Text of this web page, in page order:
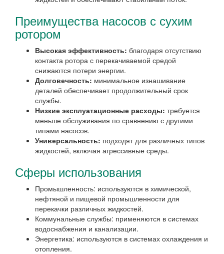
Преимущества насосов с сухим
ротором
Высокая эффективность: благодаря отсутствию
контакта ротора с перекачиваемой средой
снижаются потери энергии.
Долговечность: минимальное изнашивание
деталей обеспечивает продолжительный срок
службы.
Низкие эксплуатационные расходы: требуется
меньше обслуживания по сравнению с другими
типами насосов.
Универсальность: подходят для различных типов
жидкостей, включая агрессивные среды.
Сферы использования
Промышленность: используются в химической,
нефтяной и пищевой промышленности для
перекачки различных жидкостей.
Коммунальные службы: применяются в системах
водоснабжения и канализации.
Энергетика: используются в системах охлаждения и
отопления.